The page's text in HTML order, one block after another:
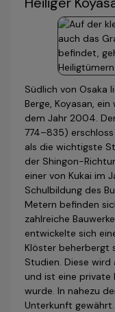
Südlich von Osaka
Berge, Koyasan, ein
dem Jahr 2004.
774–835)
als die wichtigste
der Shingon-
einer von Kukai im
Schulbildung des
Metern befinden
zahlreiche
entwickelte sich
Klöster beherbergt
Studien. Diese
und ist eine private
wurde. In nahezu
Unterkunft